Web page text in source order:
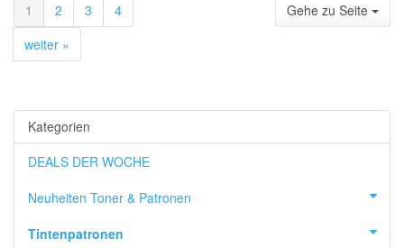
1 2 3
4
weiter »
Gehe zu Seite
Kategorien
DEALS DER WOCHE
Neuheiten Toner & Patronen
Tintenpatronen